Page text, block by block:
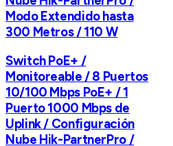
Modo Extendido hasta
300 Metros / 110 W
Switch PoE+ /
Monitoreable / 8 Puertos
10/100 Mbps PoE+ / 1
Puerto 1000 Mbps de
Uplink / Configuración
Nube Hik-PartnerPro /